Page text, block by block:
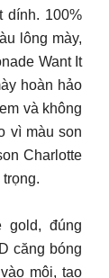
dính. 100%
lông mày,
Want It
hoàn hảo
và không
vì màu son
Charlotte
gold, đúng
căng bóng
môi, tạo